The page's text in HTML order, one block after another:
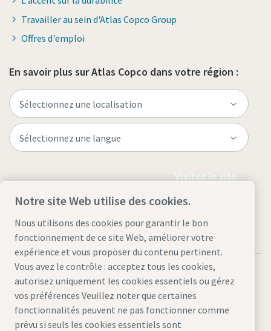
Travailler au sein d'Atlas Copco Group
Offres d'emploi
En savoir plus sur Atlas Copco dans votre région :
Visitez le site
Mentions légales et politique de confidentialité
Notre site Web utilise des cookies.
Nous utilisons des cookies pour garantir le bon
fonctionnement de ce site Web, améliorer votre
expérience et vous proposer du contenu pertinent.
Vous avez le contrôle : acceptez tous les cookies,
autorisez uniquement les cookies essentiels ou gérez
vos préférences Veuillez noter que certaines
fonctionnalités peuvent ne pas fonctionner comme
prévu si seuls les cookies essentiels sont